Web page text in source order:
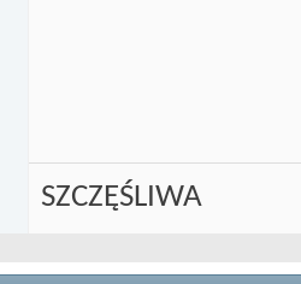
SZCZĘŚLIWA